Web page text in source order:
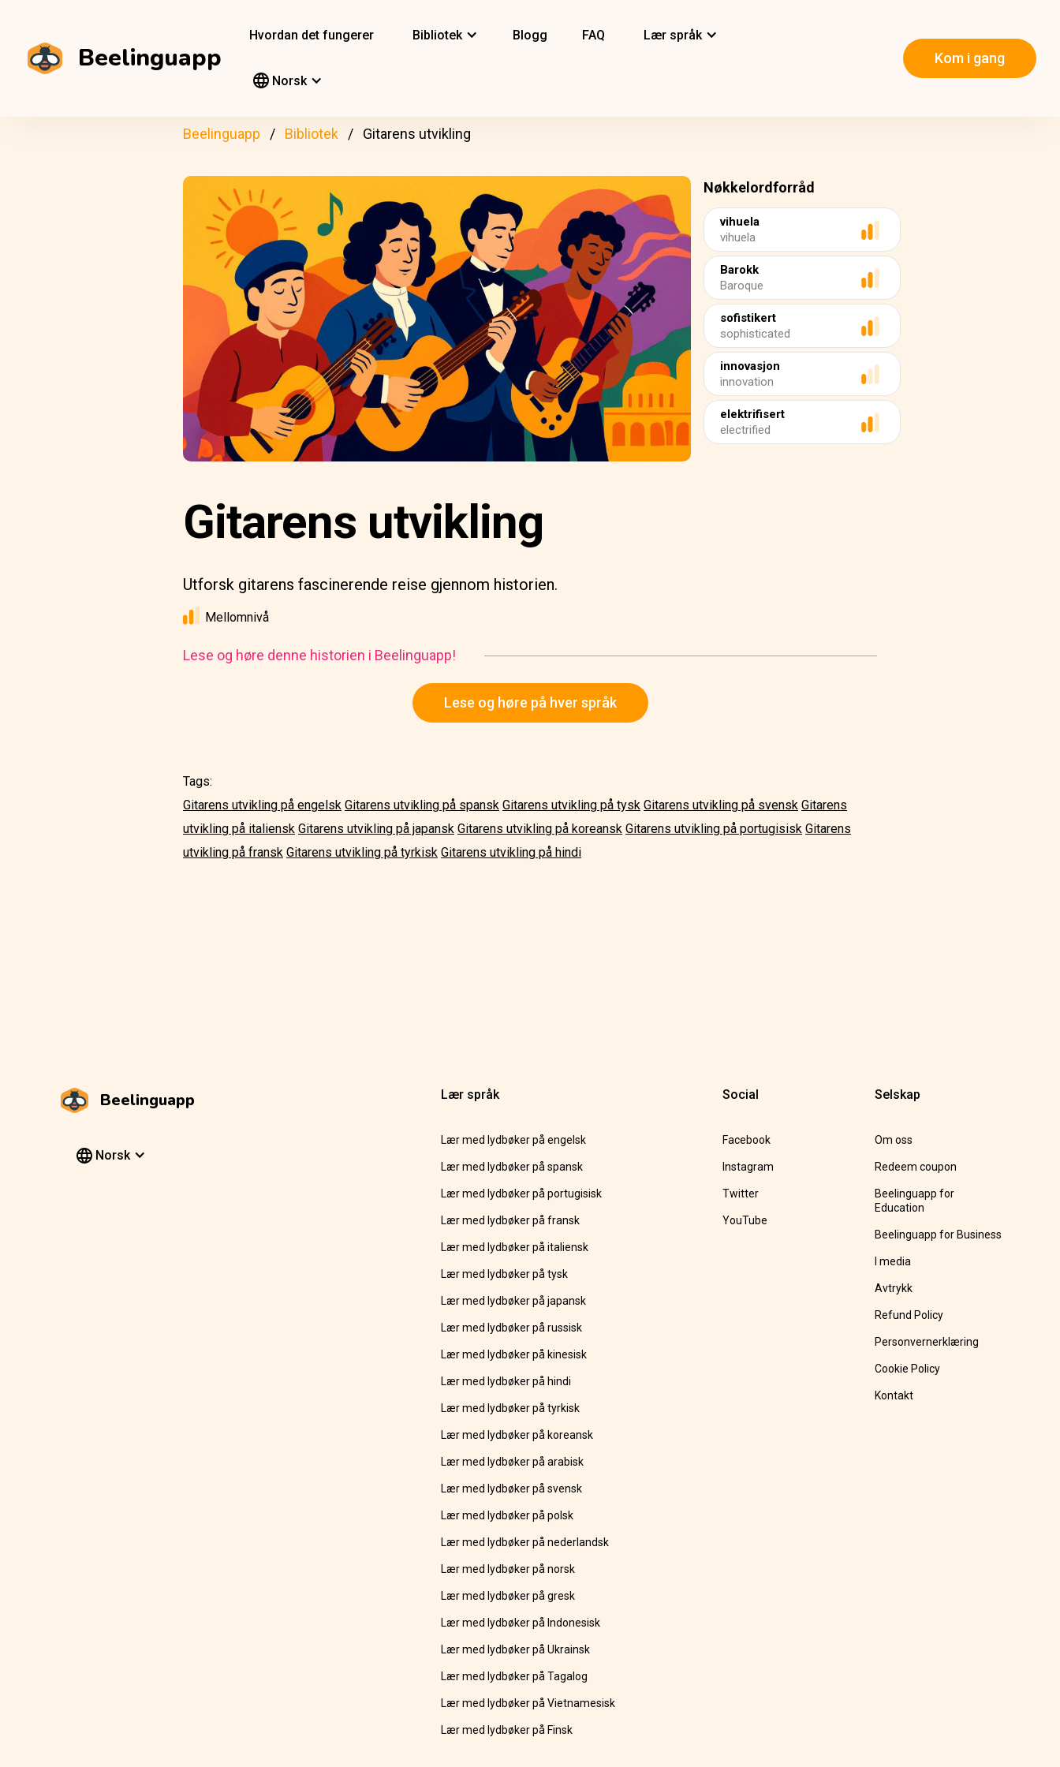
Beelinguapp
Hvordan det fungerer Bibliotek Blogg FAQ Lær språk
Norsk
Kom i gang
Beelinguapp Bibliotek Gitarens utvikling
Nøkkelordforråd
vihuela
vihuela
Barokk
Baroque
sofistikert
sophisticated
innovasjon
innovation
elektrifisert
electrified
Gitarens utvikling
Utforsk gitarens fascinerende reise gjennom historien.
Mellomnivå
Lese og høre denne historien i Beelinguapp!
Lese og høre på hver språk
Tags:
Gitarens utvikling på engelsk Gitarens utvikling på spansk Gitarens utvikling på tysk Gitarens utvikling på svensk Gitarens
utvikling på italiensk Gitarens utvikling på japansk Gitarens utvikling på koreansk Gitarens utvikling på portugisisk Gitarens
utvikling på fransk Gitarens utvikling på tyrkisk Gitarens utvikling på hindi
Beelinguapp
Norsk
Lær språk
Lær med lydbøker på engelsk
Lær med lydbøker på spansk
Lær med lydbøker på portugisisk
Lær med lydbøker på fransk
Lær med lydbøker på italiensk
Lær med lydbøker på tysk
Lær med lydbøker på japansk
Lær med lydbøker på russisk
Lær med lydbøker på kinesisk
Lær med lydbøker på hindi
Lær med lydbøker på tyrkisk
Lær med lydbøker på koreansk
Lær med lydbøker på arabisk
Lær med lydbøker på svensk
Lær med lydbøker på polsk
Lær med lydbøker på nederlandsk
Lær med lydbøker på norsk
Lær med lydbøker på gresk
Lær med lydbøker på Indonesisk
Lær med lydbøker på Ukrainsk
Lær med lydbøker på Tagalog
Lær med lydbøker på Vietnamesisk
Lær med lydbøker på Finsk
Social
Facebook
Instagram
Twitter
YouTube
Selskap
Om oss
Redeem coupon
Beelinguapp for
Education
Beelinguapp for Business
I media
Avtrykk
Refund Policy
Personvernerklæring
Cookie Policy
Kontakt